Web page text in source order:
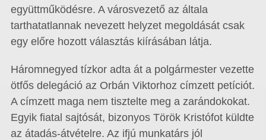
együttműködésre. A városvezető az általa
tarthatatlannak nevezett helyzet megoldását csak
egy előre hozott választás kiírásában látja.
Háromnegyed tízkor adta át a polgármester vezette
ötfős delegáció az Orbán Viktorhoz címzett petíciót.
A címzett maga nem tisztelte meg a zarándokokat.
Egyik fiatal sajtósát, bizonyos Török Kristófot küldte
az átadás-átvételre. Az ifjú munkatárs jól